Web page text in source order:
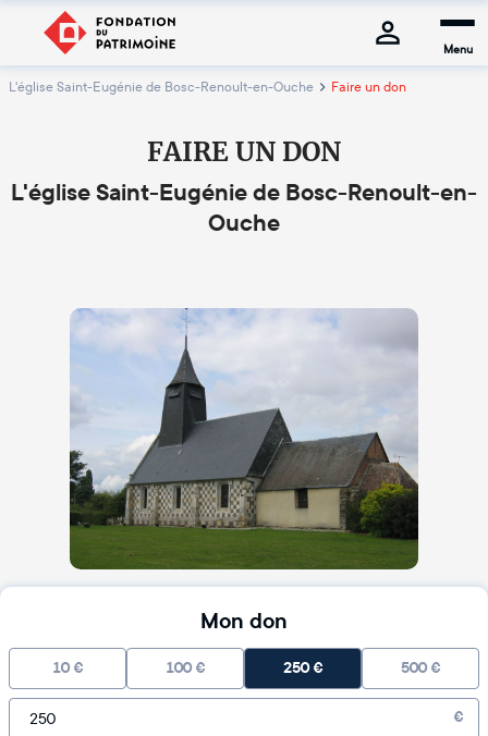
Menu
L'église Saint-Eugénie de Bosc-Renoult-en-Ouche Faire un don
FAIRE UN DON
L'église Saint-Eugénie de Bosc-Renoult-en-
Ouche
Mon don
10 € 100 € 250€ 500 €
€